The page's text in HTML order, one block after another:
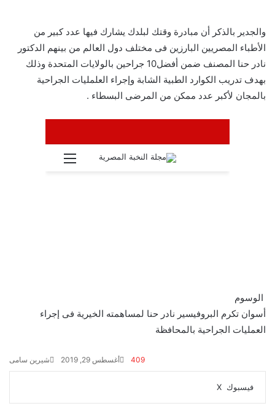
والجدير بالذكر أن مبادرة وقتك لبلدك يشارك فيها عدد كبير من
الأطباء المصريين البارزين فى مختلف دول العالم من بينهم الدكتور
نادر حنا المصنف ضمن أفضل10 جراحين بالولايات المتحدة وذلك
بهدف تدريب الكوارد الطبية الشابة وإجراء العلمليات الجراحية
بالمجان لأكبر عدد ممكن من المرضى البسطاء .
الوسوم
أسوان تكرم البروفيسير نادر حنا لمساهمته الخيرية فى إجراء
العمليات الجراحية بالمحافظة
شيرين سامى أغسطس 29, 2019
فيسبوك ‫X